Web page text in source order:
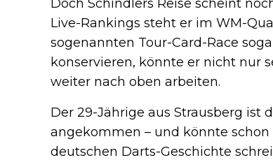
Doch Schindlers Reise scheint
Live-Rankings steht er im WM-
sogenannten Tour-Card-Race
konservieren, könnte er nicht nur
weiter nach oben arbeiten.
Der 29-Jährige aus Strausberg
angekommen – und könnte
deutschen Darts-Geschichte